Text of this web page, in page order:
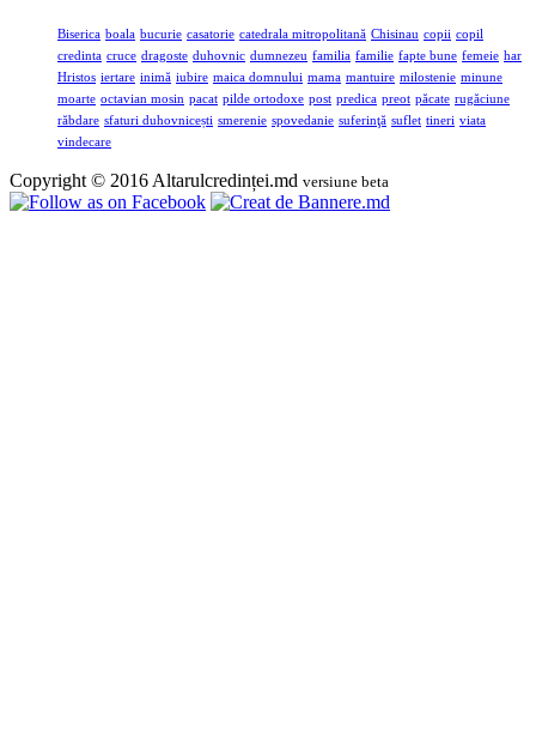
Biserica boala bucurie casatorie catedrala mitropolitană Chisinau copii copil
credinta cruce dragoste duhovnic dumnezeu familia familie fapte bune femeie har
Hristos iertare inimă iubire maica domnului mama mantuire milostenie minune
moarte octavian mosin pacat pilde ortodoxe post predica preot păcate rugăciune
răbdare sfaturi duhovnicești smerenie spovedanie suferinţă suflet tineri viata
vindecare
Copyright © 2016 Altarulcredinței.md versiune beta